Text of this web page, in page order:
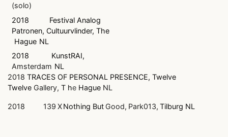
(solo)
2018
Festival Analog
Patronen, Cultuurvlinder, The
Hague NL
2018
KunstRAI,
Amsterdam NL
2018 TRACES OF PERSONAL PRESENCE, Twelve
Twelve Gallery, T he Hague NL
2018 139 X Nothing ButGood, Park013, Tilburg NL